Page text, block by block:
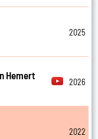
2025
Hemert
2026
2022